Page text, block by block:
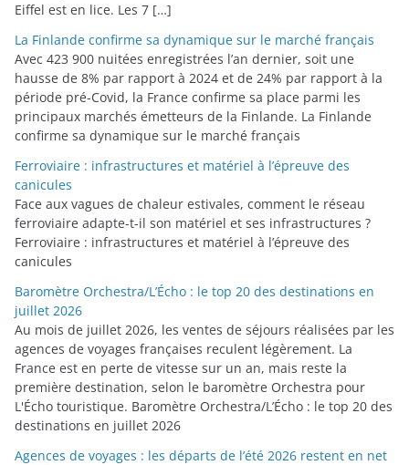
Eiffel est en lice. Les 7 […]
La Finlande confirme sa dynamique sur le marché français
Avec 423 900 nuitées enregistrées l’an dernier, soit une
hausse de 8% par rapport à 2024 et de 24% par rapport à la
période pré-Covid, la France confirme sa place parmi les
principaux marchés émetteurs de la Finlande. La Finlande
confirme sa dynamique sur le marché français
Ferroviaire : infrastructures et matériel à l’épreuve des
canicules
Face aux vagues de chaleur estivales, comment le réseau
ferroviaire adapte-t-il son matériel et ses infrastructures ?
Ferroviaire : infrastructures et matériel à l’épreuve des
canicules
Baromètre Orchestra/L’Écho : le top 20 des destinations en
juillet 2026
Au mois de juillet 2026, les ventes de séjours réalisées par les
agences de voyages françaises reculent légèrement. La
France est en perte de vitesse sur un an, mais reste la
première destination, selon le baromètre Orchestra pour
L'Écho touristique. Baromètre Orchestra/L’Écho : le top 20 des
destinations en juillet 2026
Agences de voyages : les départs de l’été 2026 restent en net